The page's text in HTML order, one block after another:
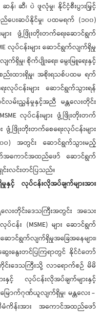
ဆီ၊ ပဲ ဖူလုံမှု၊ နိုင်ငံ့စီးပွားမြှင့်
ပေးဆပ်နိုင်မှု၊ ပထမရက် (၁၀၀)
များ ဖွံ့ဖြိုးတိုးတက်ရေးဆောင်ရွက်
လုပ်ငန်းများ ဆောင်ရွက်လျက်ရှိမှု
မှု၊ စိုက်ပျိုးရေး၊ မွေးမြူရေးနှင့်
းထားရှိမှု၊ အစိုးရသစ်ပထမ ရက်
ပ်ငန်းများ ဆောင်ရွက်သွားရန်
လမ်းညွှန်မှုနှင့်အညီ မန္တလေးတိုင်း
လုပ်ငန်းများ ဖွံ့ဖြိုးတိုးတက်
ဖွံ့ဖြိုးတိုးတက်စေရေးလုပ်ငန်းများ
၀) အတွင်း ဆောင်ရွက်သွားမည့်
ကောင်အထည်ဖော် ဆောင်ရွက်
းလင်းတင်ပြသည်။
င့် လုပ်ငန်းလိုအပ်ချက်များအား
တိုင်းဒေသကြီးအတွင်း အသေး
ပ်ငန်း (MSME) များ ဆောင်ရွက်
င်ရွက်လျက်ရှိမှုအခြေအနေများ၊
နွေးတင်ပြကြရာတွင် နိုင်ငံတော်
းဒေသကြီးသို့ လာရောက်စဉ် မိမိ
နှင့် လုပ်ငန်းလိုအပ်ချက်များနှင့်
ာက်ဂုဏ်ယူလျက်ရှိမှု၊ မန္တလေး -
ကိန်းအား အကောင်အထည်ဖော်